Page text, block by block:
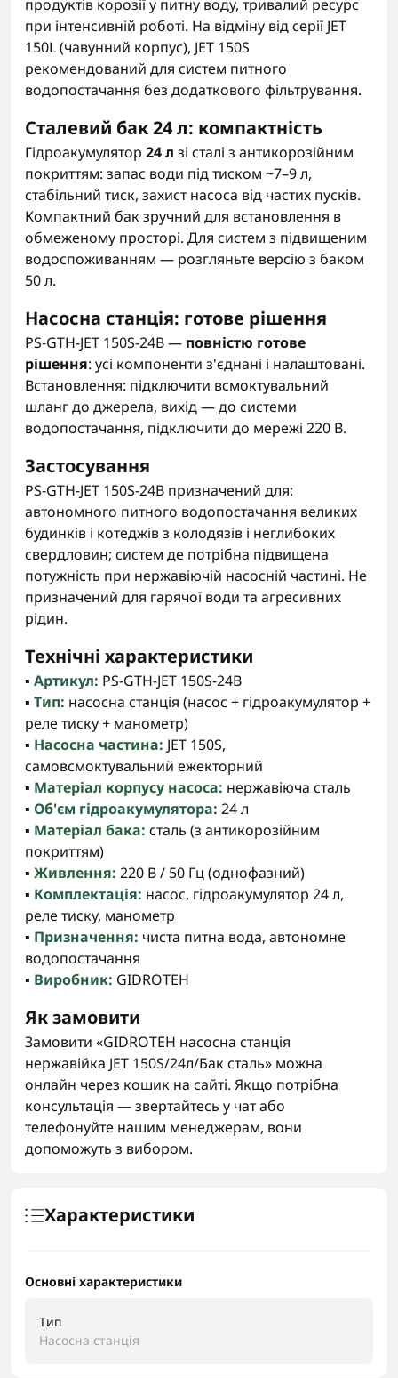
продуктів корозії у питну воду, тривалий ресурс
при інтенсивній роботі. На відміну від серії JET
150L (чавунний корпус), JET 150S
рекомендований для систем питного
водопостачання без додаткового фільтрування.
Сталевий бак 24 л: компактність
Гідроакумулятор 24 л зі сталі з антикорозійним
покриттям: запас води під тиском ~7–9 л,
стабільний тиск, захист насоса від частих пусків.
Компактний бак зручний для встановлення в
обмеженому просторі. Для систем з підвищеним
водоспоживанням — розгляньте версію з баком
50 л.
Насосна станція: готове рішення
PS-GTH-JET 150S-24B — повністю готове
рішення: усі компоненти з'єднані і налаштовані.
Встановлення: підключити всмоктувальний
шланг до джерела, вихід — до системи
водопостачання, підключити до мережі 220 В.
Застосування
PS-GTH-JET 150S-24B призначений для:
автономного питного водопостачання великих
будинків і котеджів з колодязів і неглибоких
свердловин; систем де потрібна підвищена
потужність при нержавіючій насосній частині. Не
призначений для гарячої води та агресивних
рідин.
Технічні характеристики
▪️ Артикул: PS-GTH-JET 150S-24B
▪️ Тип: насосна станція (насос + гідроакумулятор +
реле тиску + манометр)
▪️ Насосна частина: JET 150S,
самовсмоктувальний ежекторний
▪️ Матеріал корпусу насоса: нержавіюча сталь
▪️ Об'єм гідроакумулятора: 24 л
▪️ Матеріал бака: сталь (з антикорозійним
покриттям)
▪️ Живлення: 220 В / 50 Гц (однофазний)
▪️ Комплектація: насос, гідроакумулятор 24 л,
реле тиску, манометр
▪️ Призначення: чиста питна вода, автономне
водопостачання
▪️ Виробник: GIDROTEH
Як замовити
Замовити «GIDROTEH насосна станція
нержавійка JET 150S/24л/Бак сталь» можна
онлайн через кошик на сайті. Якщо потрібна
консультація — звертайтесь у чат або
телефонуйте нашим менеджерам, вони
допоможуть з вибором.
Характеристики
Основні характеристики
Тип
Насосна станція